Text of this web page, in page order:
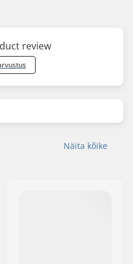
review
Näita kõike